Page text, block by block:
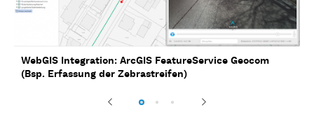
WebGIS Integration geoProRegio (Bsp. Baumkataster)